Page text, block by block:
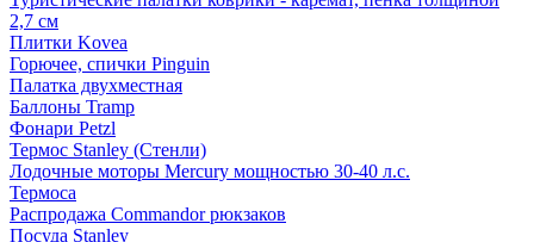
2,7 см
Плитки Kovea
Горючее, спички Pinguin
Палатка двухместная
Баллоны Tramp
Фонари Petzl
Термос Stanley (Стенли)
Лодочные моторы Mercury мощностью 30-40 л.с.
Термоса
Распродажа Commandor рюкзаков
Посуда Stanley